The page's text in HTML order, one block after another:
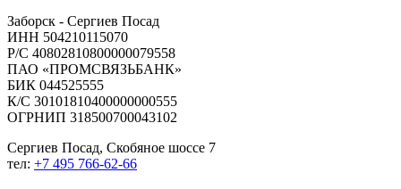
Заборск - Сергиев Посад
ИНН 504210115070
Р/С 40802810800000079558
ПАО «ПРОМСВЯЗЬБАНК»
БИК 044525555
К/С 30101810400000000555
ОГРНИП 318500700043102
Сергиев Посад, Скобяное шоссе 7
тел: +7 495 766-62-66